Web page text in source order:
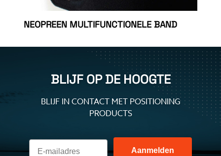
NEOPREEN MULTIFUNCTIONELE BAND
BLIJF OP DE HOOGTE
BLIJF IN CONTACT MET POSITIONING
PRODUCTS
Aanmelden